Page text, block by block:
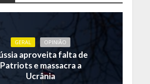
GERAL OPINIÃO
aproveita falta de
Patriots e massacra a
Ucrânia